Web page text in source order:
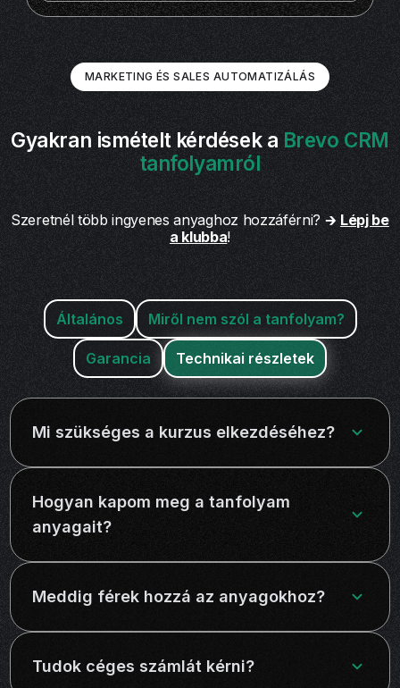
MARKETING ÉS SALES AUTOMATIZÁLÁS
Gyakran ismételt kérdések a Brevo CRM
tanfolyamról
Szeretnél több ingyenes anyaghoz hozzáférni? 🡲 Lépj be
a klubba!
Általános Miről nem szól a tanfolyam?
Garancia Technikai részletek
Mi szükséges a kurzus elkezdéséhez?
A tanfolyam elkezdéséhez nincs szükség
stabil internetkapcsolat elegendő, hogy bármikor
hozzáférj az anyagokhoz. A tanulási folyamatot
a saját tempódban végezheted, így teljes
Hogyan kapom meg a tanfolyam
anyagait?
Az anyagok a vásárlás után azonnal elérhetővé
Meddig férek hozzá az anyagokhoz?
A hozzáférés időkorlát nélküli, így bármikor
Tudok céges számlát kérni?